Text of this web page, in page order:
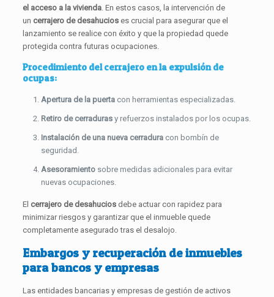
el acceso a la vivienda . En estos casos, la intervención de
un cerrajero de desahucios es crucial para asegurar que el
lanzamiento se realice con éxito y que la propiedad quede
protegida contra futuras ocupaciones.
Procedimiento del cerrajero en la expulsión de
ocupas:
Apertura de la puerta con herramientas especializadas.
Retiro de cerraduras y refuerzos instalados por los ocupas.
Instalación de una nueva cerradura con bombín de
seguridad.
Asesoramiento sobre medidas adicionales para evitar
nuevas ocupaciones.
El cerrajero de desahucios debe actuar con rapidez para
minimizar riesgos y garantizar que el inmueble quede
completamente asegurado tras el desalojo.
Embargos y recuperación de inmuebles
para bancos y empresas
Las entidades bancarias y empresas de gestión de activos